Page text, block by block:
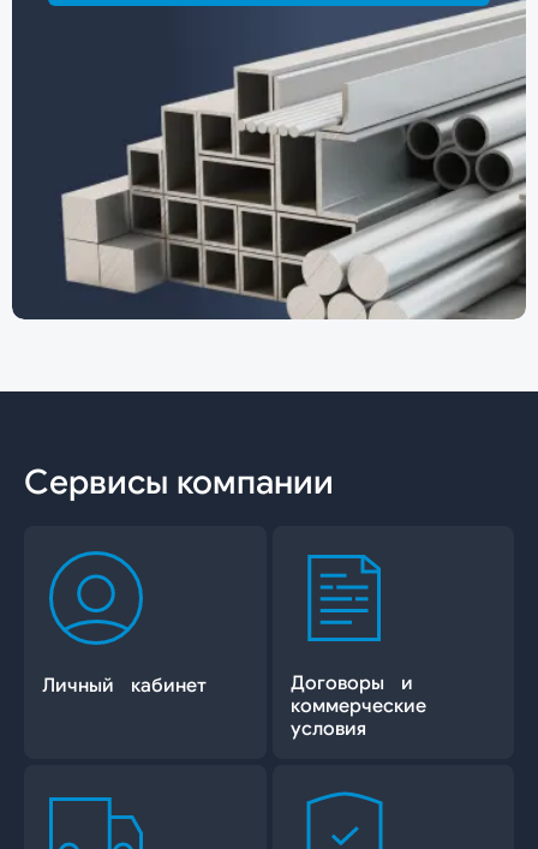
Сервисы компании
Личный кабинет
Договоры и
коммерческие
условия